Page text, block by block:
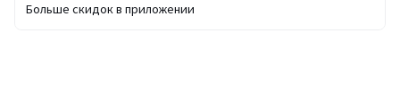
Больше скидок в приложении